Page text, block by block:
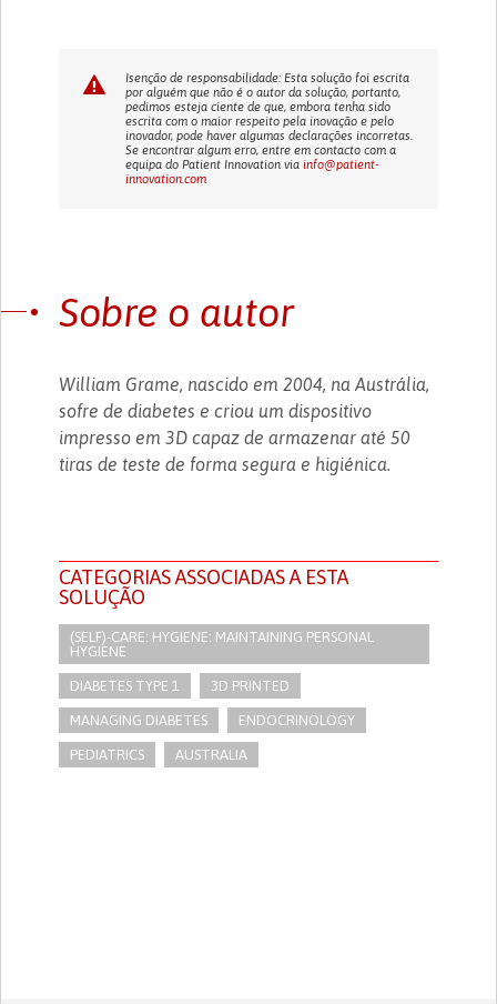
Isenção de responsabilidade: Esta solução foi escrita
por alguém que não é o autor da solução, portanto,
pedimos esteja ciente de que, embora tenha sido
escrita com o maior respeito pela inovação e pelo
inovador, pode haver algumas declarações incorretas.
Se encontrar algum erro, entre em contacto com a
equipa do Patient Innovation viainfo@patient-
innovation.com
Sobre o autor
William Grame, nascido em 2004, na Austrália,
sofre de diabetes e criou um dispositivo
impresso em 3D capaz de armazenar até 50
tiras de teste de forma segura e higiénica.
CATEGORIAS ASSOCIADAS A ESTA
SOLUÇÃO
(SELF)-CARE: HYGIENE: MAINTAINING PERSONAL
HYGIENE
DIABETES TYPE 1 3D PRINTED
MANAGING DIABETES ENDOCRINOLOGY
PEDIATRICS AUSTRALIA